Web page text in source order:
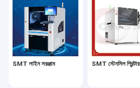
SMT ফিডার
SMT ফিডার ক্রমাঙ্কন
SMT খুচরা যন্ত্রাংশ
SMT লাইন সরঞ্জাম SMT স্টেনসিল প্রিন্টার